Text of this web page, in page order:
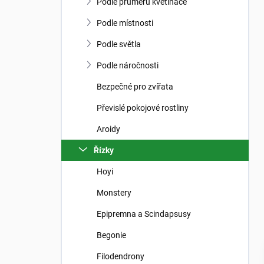
Podle místnosti
Podle světla
Podle náročnosti
Bezpečné pro zvířata
Převislé pokojové rostliny
Aroidy
Řízky
Hoyi
Monstery
Epipremna a Scindapsusy
Begonie
Filodendrony